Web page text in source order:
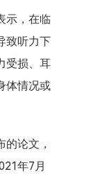
示，在临
致听力下
受损、耳
体情况或
论文，
年7月